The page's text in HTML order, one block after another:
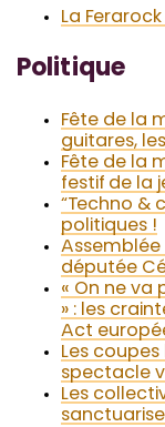
La
Politique
Fête de la
guitares,
Fête de la
festif de la
“Techno &
politiques !
Assemblée
députée
« On ne va
» : les
Act
Les
spectacle
Les